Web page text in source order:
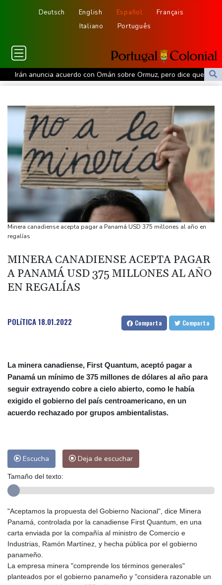
Deutsch English Español
Français
Italiano
Português
Irán anuncia acuerdo con Omán sobre Ormuz, pero dice que su
reapertura dependerá de EEUU
aeropuerto clave para envíos a Ucrania
La FIFA intenta superar su crisis con disculpas y "pleno apoyo" a
Infantino
Debilitado, Infantino organiza reunión de crisis en Marruecos
Los rebeldes hutíes de Yemen dicen haber atacado dos petrolero
sauditas
Debilitado, Infantino organizó reunión de crisis en Marruecos
Noosha Aubel: Klarar hon av Potsdams problem?
Noosha Aubel: Czy poradzi sobie z problemami Poczdamu?
Noosha Aubel: Είναι σε θέση να αντιμετωπίσει τα προβλήματα
του Πότσδαμ;
Noosha Aubel: Zvládne problémy Postupimi?
Minera canadiense acepta pagar a Panamá USD 375 millones al año en
regalías
MINERA CANADIENSE ACEPTA PAGAR
A PANAMÁ USD 375 MILLONES AL AÑO
EN REGALÍAS
POLíTICA18.01.2022 Comparta Comparta
La minera canadiense, First Quantum, aceptó pagar a
Panamá un mínimo de 375 millones de dólares al año para
seguir extrayendo cobre a cielo abierto, como le había
exigido el gobierno del país centroamericano, en un
acuerdo rechazado por grupos ambientalistas.
Escucha Deja de escuchar
Tamaño del texto:
"Aceptamos la propuesta del Gobierno Nacional", dice Minera
Panamá, controlada por la canadiense First Quantum, en una
carta enviada por la compañía al ministro de Comercio e
Industrias, Ramón Martínez, y hecha pública por el gobierno
panameño.
La empresa minera "comprende los términos generales"
planteados por el gobierno panameño y "considera razonable un